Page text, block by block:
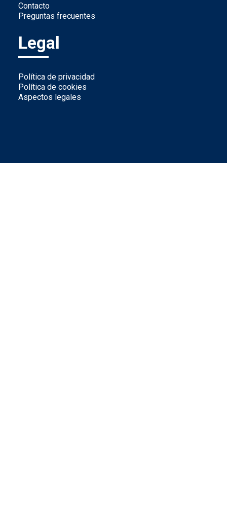
Contacto
Preguntas frecuentes
Legal
Política de privacidad
Política de cookies
Aspectos legales